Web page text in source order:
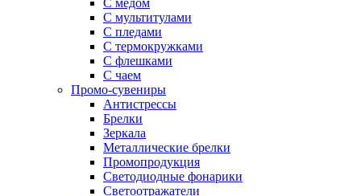
С медом
С мультитулами
С пледами
С термокружками
С флешками
С чаем
Промо-сувениры
Антистрессы
Брелки
Зеркала
Металлические брелки
Промопродукция
Светодиодные фонарики
Светоотражатели